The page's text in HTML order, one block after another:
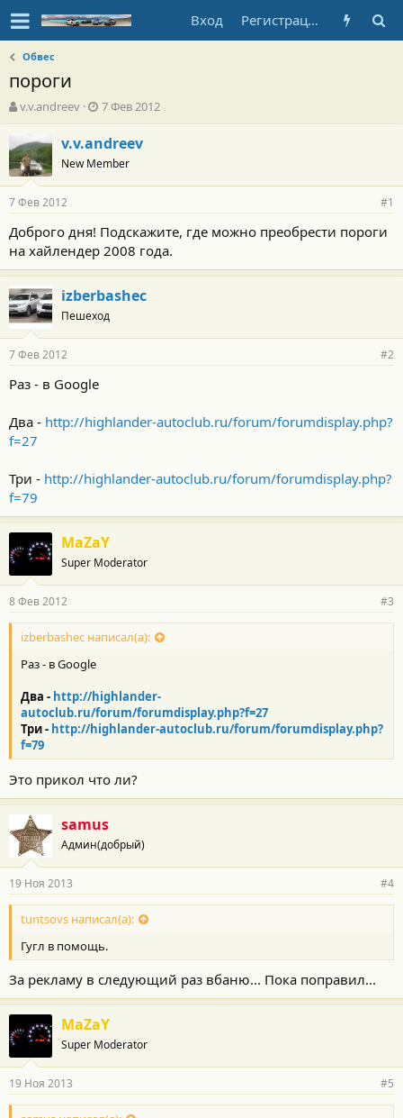
Вход Регистрация
Обвес
пороги
А
в
о
р
т
е
м
ы
v.v.andreev
Д
а
т
а
н
а
а
л
а
7 Фев 2012
v.v.andreev
New Member
7 Фев 2012 #1
Доброго дня! Подскажите, где можно преобрести пороги
на хайлендер 2008 года.
izberbashec
Пешеход
7 Фев 2012 #2
Раз - в Google
Два - http://highlander-autoclub.ru/forum/forumdisplay.php?
f=27
Три - http://highlander-autoclub.ru/forum/forumdisplay.php?
f=79
MaZaY
Super Moderator
8 Фев 2012 #3
izberbashec написал(а):
Раз - в Google
Два - http://highlander-
autoclub.ru/forum/forumdisplay.php?f=27
Три - http://highlander-autoclub.ru/forum/forumdisplay.php?
f=79
Это прикол что ли?
samus
Админ(добрый)
19 Ноя 2013 #4
tuntsovs написал(а):
Гугл в помощь.
За рекламу в следующий раз вбаню... Пока поправил...
MaZaY
Super Moderator
19 Ноя 2013 #5